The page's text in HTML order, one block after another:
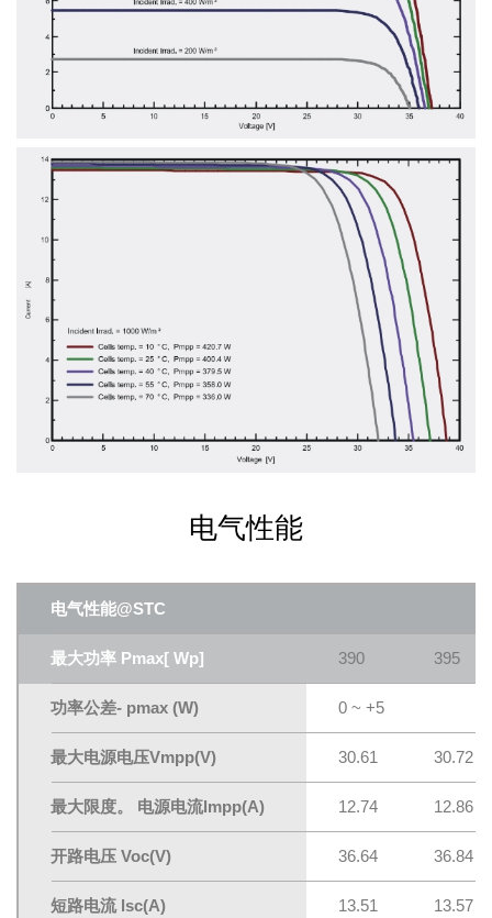
电气性能
电气性能@STC
最大功率 Pmax[ Wp] 390 395
功率公差- pmax (W) 0 ~ +5
最大电源电压Vmpp(V) 30.61 30.72
最大限度。 电源电流lmpp(A) 12.74 12.86
开路电压 Voc(V) 36.64 36.84
短路电流 lsc(A) 13.51 13.57